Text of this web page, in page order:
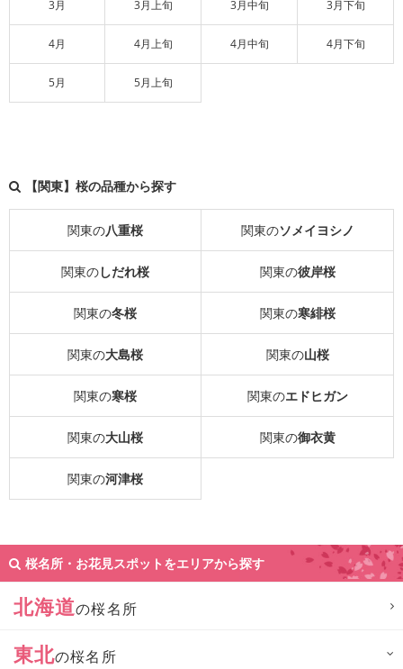
3月 3月上旬 3月中旬 3月下旬
4月 4月上旬 4月中旬 4月下旬
5月 5月上旬
【関東】桜の品種から探す
関東の八重桜 関東のソメイヨシノ
関東のしだれ桜 関東の彼岸桜
関東の冬桜 関東の寒緋桜
関東の大島桜 関東の山桜
関東の寒桜 関東のエドヒガン
関東の大山桜 関東の御衣黄
関東の河津桜
桜名所・お花見スポットをエリアから探す
北海道の桜名所
東北の桜名所